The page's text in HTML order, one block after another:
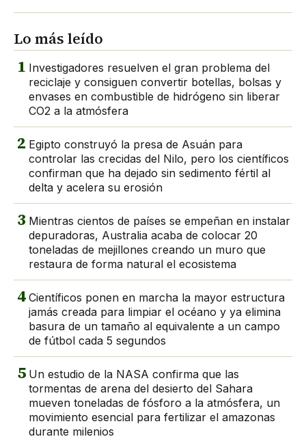
Lo más leído
1 Investigadores resuelven el gran problema del
reciclaje y consiguen convertir botellas, bolsas y
envases en combustible de hidrógeno sin liberar
CO2 a la atmósfera
2 Egipto construyó la presa de Asuán para
controlar las crecidas del Nilo, pero los científicos
confirman que ha dejado sin sedimento fértil al
delta y acelera su erosión
3 Mientras cientos de países se empeñan en instalar
depuradoras, Australia acaba de colocar 20
toneladas de mejillones creando un muro que
restaura de forma natural el ecosistema
4 Científicos ponen en marcha la mayor estructura
jamás creada para limpiar el océano y ya elimina
basura de un tamaño al equivalente a un campo
de fútbol cada 5 segundos
5 Un estudio de la NASA confirma que las
tormentas de arena del desierto del Sahara
mueven toneladas de fósforo a la atmósfera, un
movimiento esencial para fertilizar el amazonas
durante milenios